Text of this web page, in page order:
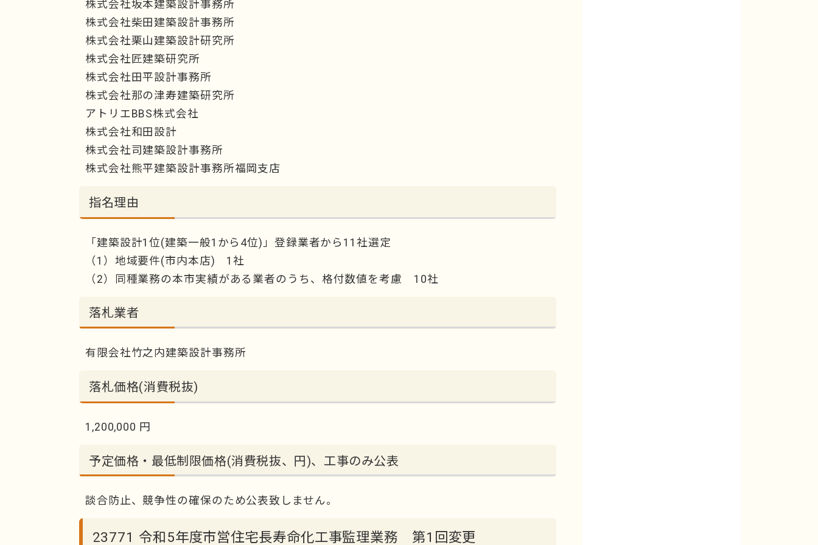
株式会社坂本建築設計事務所
株式会社柴田建築設計事務所
株式会社栗山建築設計研究所
株式会社匠建築研究所
株式会社田平設計事務所
株式会社那の津寿建築研究所
アトリエBBS株式会社
株式会社和田設計
株式会社司建築設計事務所
株式会社熊平建築設計事務所福岡支店
指名理由
「建築設計1位(建築一般1から4位)」登録業者から11社選定
（1）地域要件(市内本店) 1社
（2）同種業務の本市実績がある業者のうち、格付数値を考慮 10社
落札業者
有限会社竹之内建築設計事務所
落札価格(消費税抜)
1,200,000 円
予定価格・最低制限価格(消費税抜、円)、工事のみ公表
談合防止、競争性の確保のため公表致しません。
23771 令和5年度市営住宅長寿命化工事監理業務 第1回変更